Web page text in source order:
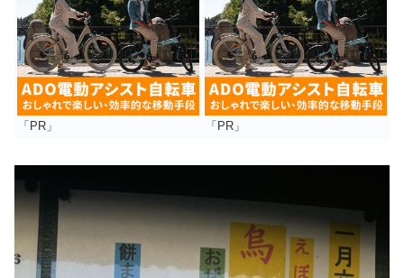
「PR」 「PR」